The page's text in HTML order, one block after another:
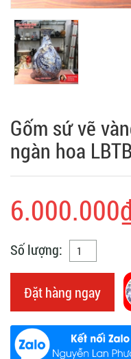
Gốm sứ vẽ
ngàn hoa
Số lượng:
Đặt hàng ngay